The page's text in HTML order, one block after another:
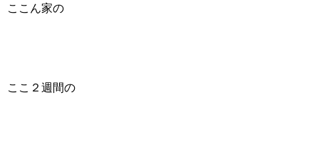
ここん家の
ここ２週間の